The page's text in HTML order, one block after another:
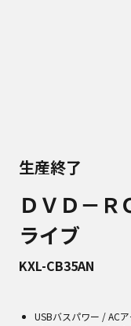
生産終了
ＤＶＤ－
ライブ
KXL-CB35AN
USBバスパワー / AC